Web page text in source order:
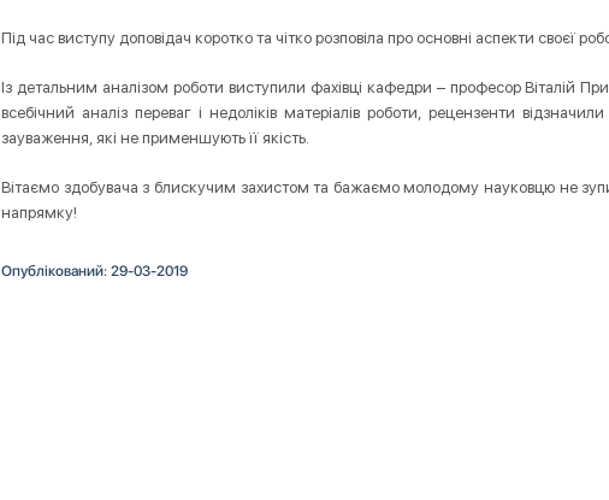
Під час виступу доповідач коротко та чітко розповіла про основні аспекти своєї
Із детальним аналізом роботи виступили фахівці кафедри – професор Віталій
всебічний аналіз переваг і недоліків матеріалів роботи, рецензенти
зауваження, які не применшують її якість.
Вітаємо здобувача з блискучим захистом та бажаємо молодому науковцю не
напрямку!
Опублікований: 29-03-2019